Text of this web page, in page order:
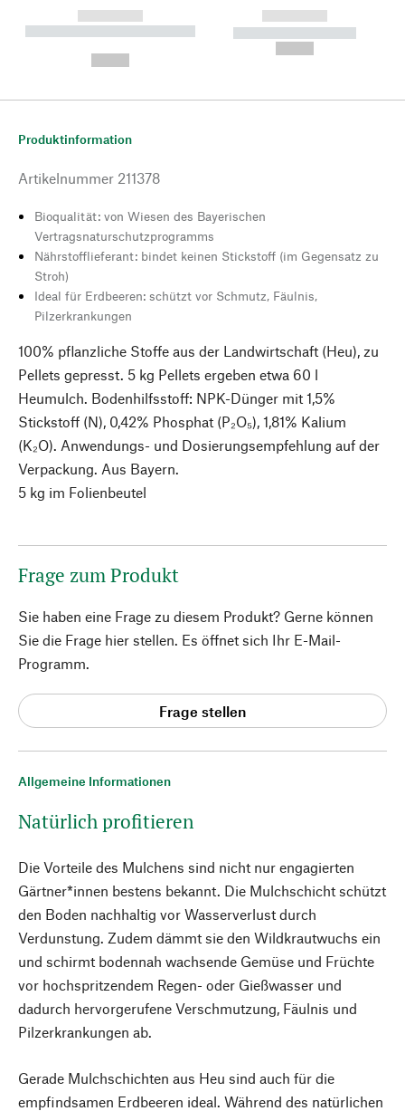
------------
----------- ----------- --------
------------
----------- -----------
Allgemeine Informationen
Natürlich profitieren
Die Vorteile des Mulchens sind nicht nur engagierten
Gärtner*innen bestens bekannt. Die Mulchschicht schützt
den Boden nachhaltig vor Wasserverlust durch
Verdunstung. Zudem dämmt sie den Wildkrautwuchs ein
und schirmt bodennah wachsende Gemüse und Früchte
vor hochspritzendem Regen- oder Gießwasser und
dadurch hervorgerufene Verschmutzung, Fäulnis und
Pilzerkrankungen ab.
Gerade Mulchschichten aus Heu sind auch für die
empfindsamen Erdbeeren ideal. Während des natürlichen
Produktinformation
Artikelnummer 211378
Bioqualität: von Wiesen des Bayerischen
Vertragsnaturschutzprogramms
Nährstofflieferant: bindet keinen Stickstoff (im Gegensatz zu
Stroh)
Ideal für Erdbeeren: schützt vor Schmutz, Fäulnis,
Pilzerkrankungen
100% pflanzliche Stoffe aus der Landwirtschaft (Heu), zu
Pellets gepresst. 5 kg Pellets ergeben etwa 60 l
Heumulch. Bodenhilfsstoff: NPK-Dünger mit 1,5%
Stickstoff (N), 0,42% Phosphat (P₂O₅), 1,81% Kalium
(K₂O). Anwendungs- und Dosierungsempfehlung auf der
Verpackung. Aus Bayern.
5 kg im Folienbeutel
Frage zum Produkt
Sie haben eine Frage zu diesem Produkt? Gerne können
Sie die Frage hier stellen. Es öffnet sich Ihr E-Mail-
Programm.
Frage stellen